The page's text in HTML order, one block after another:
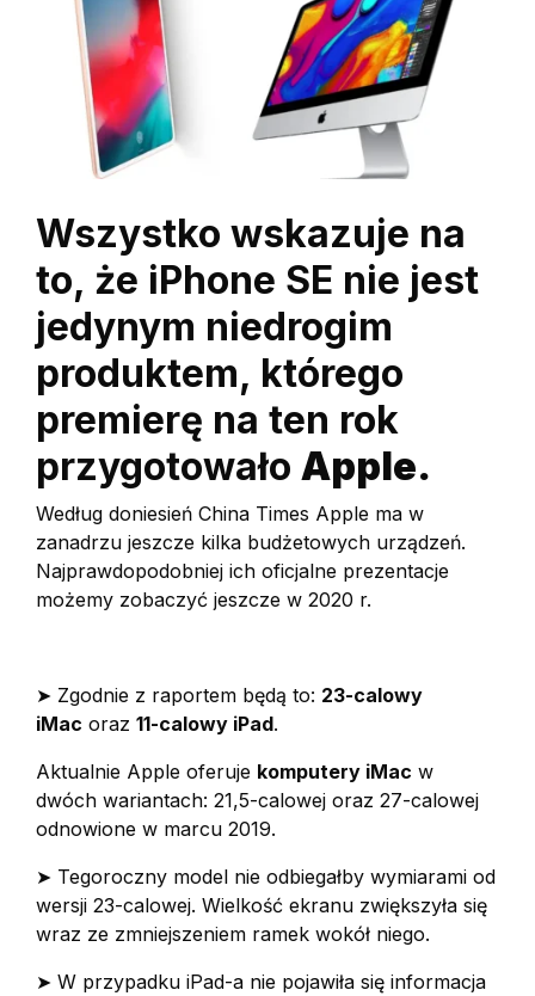
Wszystko wskazuje na
to, że iPhone SE nie jest
jedynym niedrogim
produktem, którego
premierę na ten rok
przygotowało Apple.
Według doniesień China Times Apple ma w
zanadrzu jeszcze kilka budżetowych urządzeń.
Najprawdopodobniej ich oficjalne prezentacje
możemy zobaczyć jeszcze w 2020 r.
➤ Zgodnie z raportem będą to: 23-calowy
iMac oraz 11-calowy iPad.
Aktualnie Apple oferuje komputery iMac w
dwóch wariantach: 21,5-calowej oraz 27-calowej
odnowione w marcu 2019.
➤ Tegoroczny model nie odbiegałby wymiarami od
wersji 23-calowej. Wielkość ekranu zwiększyła się
wraz ze zmniejszeniem ramek wokół niego.
➤ W przypadku iPad-a nie pojawiła się informacja